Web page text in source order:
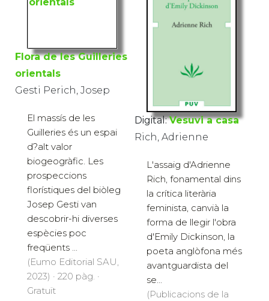
Flora de les Guilleries
orientals
Gesti Perich, Josep
El massís de les
Guilleries és un espai
d?alt valor
biogeogràfic. Les
prospeccions
florístiques del biòleg
Josep Gesti van
descobrir-hi diverses
espècies poc
freqüents ...
(Eumo Editorial SAU,
2023) · 220 pàg. ·
Gratuït
Digital: Vesuvi a casa
Rich, Adrienne
L'assaig d'Adrienne
Rich, fonamental dins
la crítica literària
feminista, canvià la
forma de llegir l'obra
d'Emily Dickinson, la
poeta anglòfona més
avantguardista del
se...
(Publicacions de la